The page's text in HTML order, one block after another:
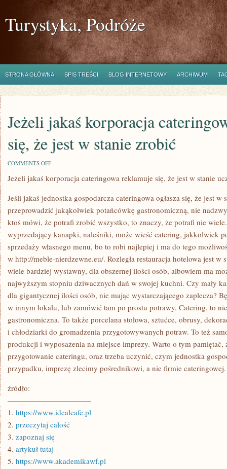
Turystyka, Podróże
STRONA GŁÓWNA SPIS TREŚCI BLOG INTERNETOWY ARCHIWUM
Jeżeli jakaś korporacja
się, że jest w stanie zrobić
COMMENTS OFFON
JAKAŚ
KORPORACJA
REKLAMUJE
SIĘ,
ŻE
JEST
W
STANIE
ZROBIĆ
Jeżeli jakaś korporacja cateringowa reklamuje się, że jest w stanie
Jeśli jakaś jednostka gospodarcza cateringowa ogłasza się, że jest
przeprowadzić jakąkolwiek potańcówkę gastronomiczną, nie
ktoś mówi, że potrafi zrobić wszystko, to znaczy, że potrafi nie
wyprzedający kanapki, naleśniki, może wieść catering, jakkolwiek
sprzedaży własnego menu, bo to robi najlepiej i ma do tego
w http://meble-nierdzewne.eu/. Rozległa restauracja hotelowa jest w
wiele bardziej wystawny, dla obszernej ilości osób, albowiem ma
najwyższym stopniu dziwacznych dań w swojej kuchni. Czy mały
dla gigantycznej ilości osób, nie mając wystarczającego zaplecza?
w innym lokalu, lub zamówić tam po prostu potrawy. Catering, to
gastronomiczna. To także porcelana stołowa, sztućce, obrusy,
i chłodziarki do gromadzenia przygotowywanych potraw. To też
produkcji i wyposażenia na miejsce imprezy. Warto o tym pamiętać,
przygotowanie cateringu, oraz trzeba uczynić, czym jednostka
przypadku, imprezę zlecimy pośrednikowi, a nie firmie cateringowej.
źródło:
———————————
1. https://www.idealcafe.pl
2. przeczytaj całość
3. zapoznaj się
4. artykuł tutaj
5. https://www.akademikawf.pl